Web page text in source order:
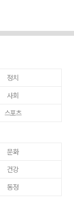
정치
사회
스포츠
문화
건강
동정